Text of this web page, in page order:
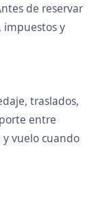
de reservar
impuestos y
traslados,
entre
y vuelo cuando